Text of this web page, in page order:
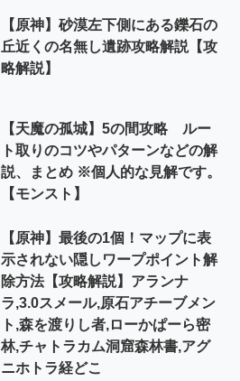
【原神】砂漠左下側にある鑠石の
丘近くの名無し遺跡攻略解説【攻
略解説】
【天魔の孤城】5の間攻略 ルー
ト取りのコツやパターンなどの解
説、まとめ ※個人的な見解です。
【モンスト】
【原神】最後の1個！マップに表
示されない隠しワープポイント解
除方法【攻略解説】アランナ
ラ,3.0スメール,原石アチーブメン
ト,森を渡りし者,ローかぱーら密
林,チャトラカム洞窟森林書,アグ
ニホトラ経どこ